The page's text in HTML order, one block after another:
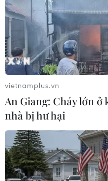
Nhân dịp kỷ niệm 75
(27/7/1947-27/7/2022),
liệt sỹ và người dân đã đến
nhớ, tri ân công lao của các
nghiệp giải phóng dân tộc,
Hiếu/
vietnamplus.vn
An Giang: Cháy lớn ở
nhà bị hư hại